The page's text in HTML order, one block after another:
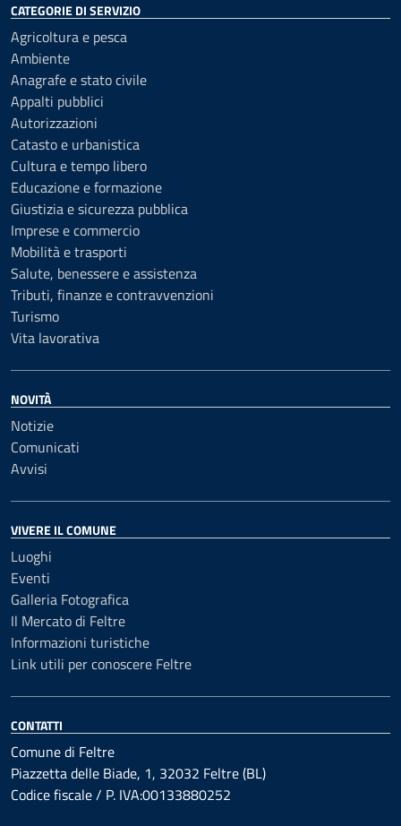
CATEGORIE DI SERVIZIO
Agricoltura e pesca
Ambiente
Anagrafe e stato civile
Appalti pubblici
Autorizzazioni
Catasto e urbanistica
Cultura e tempo libero
Educazione e formazione
Giustizia e sicurezza pubblica
Imprese e commercio
Mobilità e trasporti
Salute, benessere e assistenza
Tributi, finanze e contravvenzioni
Turismo
Vita lavorativa
NOVITÀ
Notizie
Comunicati
Avvisi
VIVERE IL COMUNE
Luoghi
Eventi
Galleria Fotografica
Il Mercato di Feltre
Informazioni turistiche
Link utili per conoscere Feltre
CONTATTI
Comune di Feltre
Piazzetta delle Biade, 1, 32032 Feltre (BL)
Codice fiscale / P. IVA:00133880252